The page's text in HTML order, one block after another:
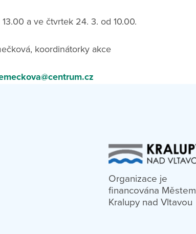
a ve čtvrtek 24. 3. od 10.00.
koordinátorky akce
Organizace je
financována Městem
Kralupy nad Vltavou